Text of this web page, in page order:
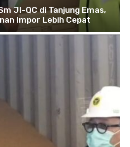
JI-QC di Tanjung Emas,
Impor Lebih Cepat